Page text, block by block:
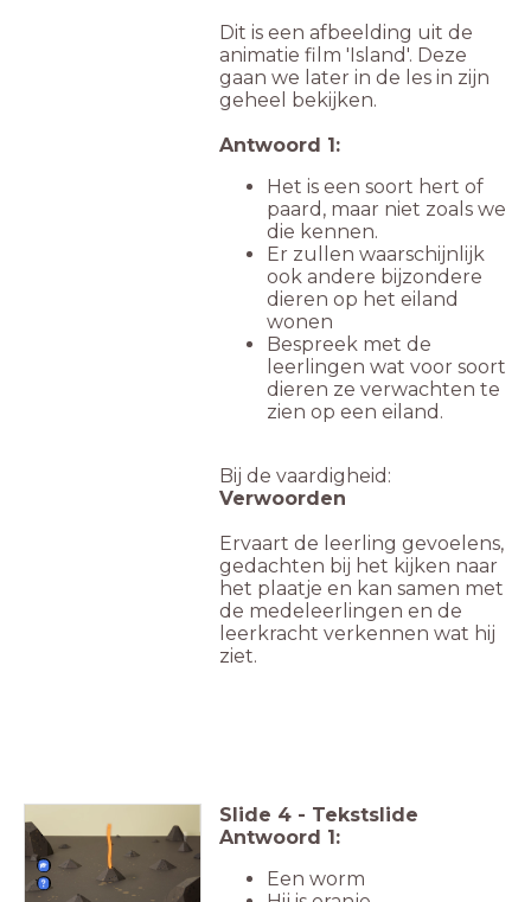
Dit is een afbeelding uit de
animatie film 'Island'. Deze
gaan we later in de les in zijn
geheel bekijken.
Antwoord 1:
Het is een soort hert of
paard, maar niet zoals we
die kennen.
Er zullen waarschijnlijk
ook andere bijzondere
dieren op het eiland
wonen
Bespreek met de
leerlingen wat voor soort
dieren ze verwachten te
zien op een eiland.
Bij de vaardigheid:
Verwoorden
Ervaart de leerling gevoelens,
gedachten bij het kijken naar
het plaatje en kan samen met
de medeleerlingen en de
leerkracht verkennen wat hij
ziet.
Slide 4 - Tekstslide
Antwoord 1:
Een worm